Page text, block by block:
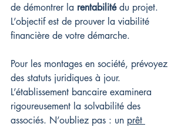
de démontrer la rentabilité du projet.
L’objectif est de prouver la viabilité
financière de votre démarche.
Pour les montages en société, prévoyez
des statuts juridiques à jour.
L’établissement bancaire examinera
rigoureusement la solvabilité des
associés. N’oubliez pas : un prêt